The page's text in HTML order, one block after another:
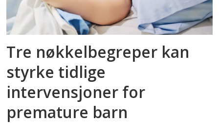
Tre nøkkelbegreper kan
styrke tidlige
intervensjoner for
premature barn